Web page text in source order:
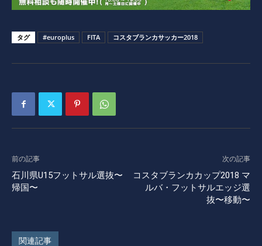
タグ #europlus FITA コスタブランカサッカー2018
前の記事
石川県U15フットサル選抜〜
帰国〜
次の記事
コスタブランカカップ2018 マ
ルバ・フットサルエッジ選
抜〜移動〜
関連記事